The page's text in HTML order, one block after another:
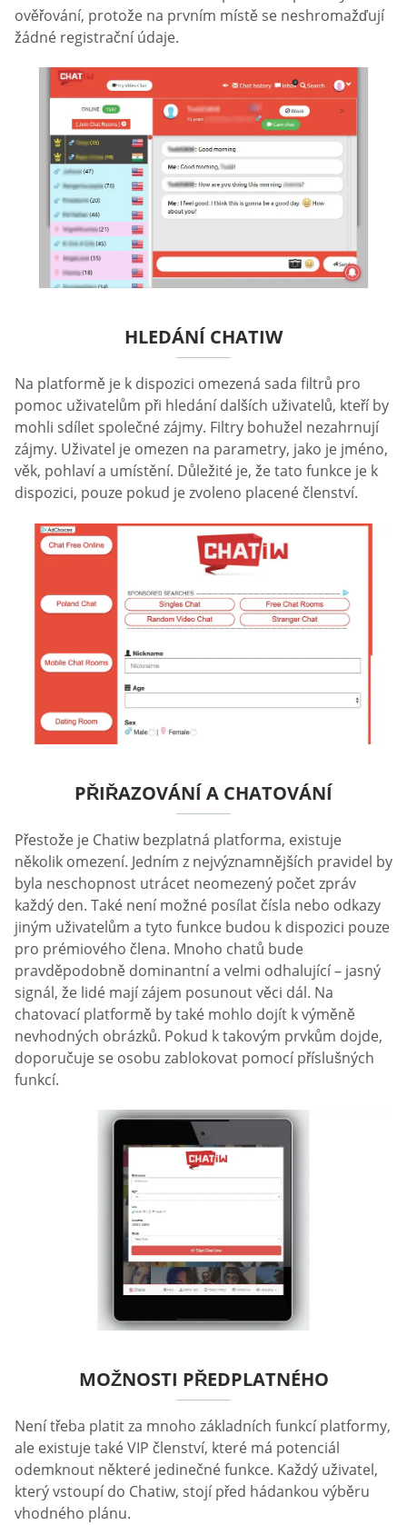
ověřování, protože na prvním místě se neshromažďují
žádné registrační údaje.
HLEDÁNÍ CHATIW
Na platformě je k dispozici omezená sada filtrů pro
pomoc uživatelům při hledání dalších uživatelů, kteří by
mohli sdílet společné zájmy. Filtry bohužel nezahrnují
zájmy. Uživatel je omezen na parametry, jako je jméno,
věk, pohlaví a umístění. Důležité je, že tato funkce je k
dispozici, pouze pokud je zvoleno placené členství.
PŘIŘAZOVÁNÍ A CHATOVÁNÍ
Přestože je Chatiw bezplatná platforma, existuje
několik omezení. Jedním z nejvýznamnějších pravidel by
byla neschopnost utrácet neomezený počet zpráv
každý den. Také není možné posílat čísla nebo odkazy
jiným uživatelům a tyto funkce budou k dispozici pouze
pro prémiového člena. Mnoho chatů bude
pravděpodobně dominantní a velmi odhalující – jasný
signál, že lidé mají zájem posunout věci dál. Na
chatovací platformě by také mohlo dojít k výměně
nevhodných obrázků. Pokud k takovým prvkům dojde,
doporučuje se osobu zablokovat pomocí příslušných
funkcí.
MOŽNOSTI PŘEDPLATNÉHO
Není třeba platit za mnoho základních funkcí platformy,
ale existuje také VIP členství, které má potenciál
odemknout některé jedinečné funkce. Každý uživatel,
který vstoupí do Chatiw, stojí před hádankou výběru
vhodného plánu.